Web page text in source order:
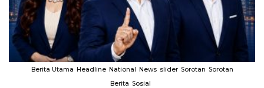
Berita Utama Headline National News slider Sorotan Sorotan
Berita Sosial